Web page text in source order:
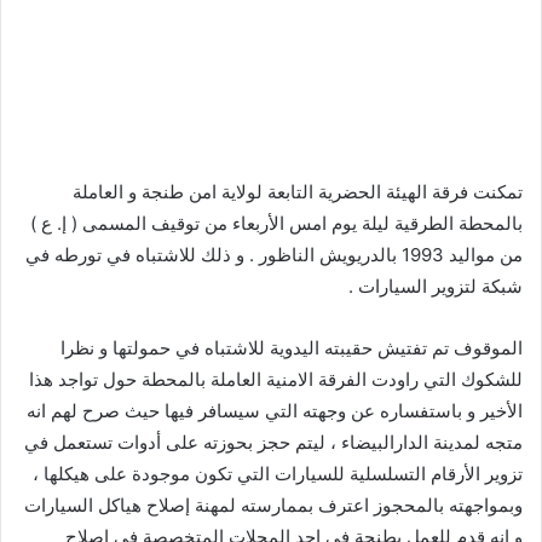
تمكنت فرقة الهيئة الحضرية التابعة لولاية امن طنجة و العاملة
بالمحطة الطرقية ليلة يوم امس الأربعاء من توقيف المسمى ( إ. ع )
من مواليد 1993 بالدريويش الناظور . و ذلك للاشتباه في تورطه في
شبكة لتزوير السيارات .
الموقوف تم تفتيش حقيبته اليدوية للاشتباه في حمولتها و نظرا
للشكوك التي راودت الفرقة الامنية العاملة بالمحطة حول تواجد هذا
الأخير و باستفساره عن وجهته التي سيسافر فيها حيث صرح لهم انه
متجه لمدينة الدارالبيضاء ، ليتم حجز بحوزته على أدوات تستعمل في
تزوير الأرقام التسلسلية للسيارات التي تكون موجودة على هيكلها ،
وبمواجهته بالمحجوز اعترف بممارسته لمهنة إصلاح هياكل السيارات
و انه قدم للعمل بطنجة في احد المحلات المتخصصة في إصلاح